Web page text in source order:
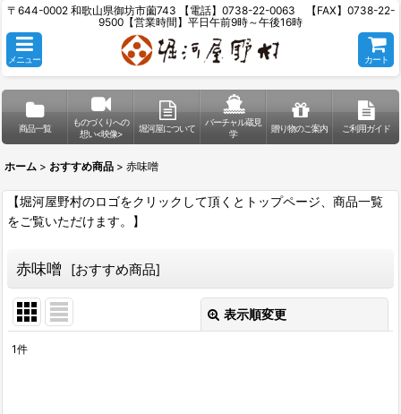
〒644-0002 和歌山県御坊市薗743 【電話】0738-22-0063 【FAX】0738-22-
9500【営業時間】平日午前9時～午後16時
メニュー カート
商品一覧
ものづくりへの
想い<映像>
堀河屋について
バーチャル蔵見
学
贈り物のご案内 ご利用ガイド
ホーム > おすすめ商品 > 赤味噌
【堀河屋野村のロゴをクリックして頂くとトップページ、商品一覧
をご覧いただけます。】
赤味噌 [おすすめ商品]
表示順変更
1件